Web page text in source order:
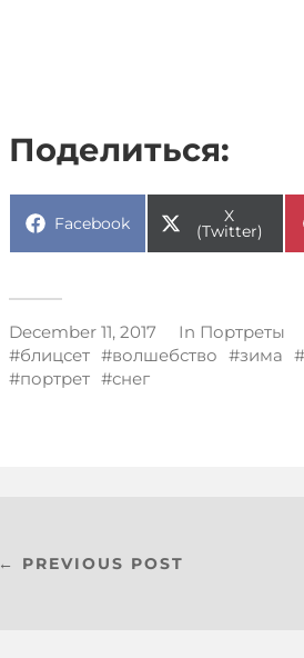
Поделиться:
Facebook X
(Twitter)
December 11, 2017 In Портреты
блицсет
волшебство зима
портрет
снег
← PREVIOUS POST